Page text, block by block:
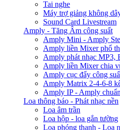
Tai nghe
Máy trợ giảng không
Sound Card Livestream
Amply - Tăng Âm công suất
Amply Mini - Amply
Amply liền Mixer phổ
Amply phát nhạc MP3,
Amply liền Mixer chia
Amply cục đẩy công
Amply Matrix 2-4-6-8
Amply IP - Amply
Loa thông báo - Phát nhạc nền
Loa âm trần
Loa hộp - loa gắn tường
Loa phóng thanh - Loa